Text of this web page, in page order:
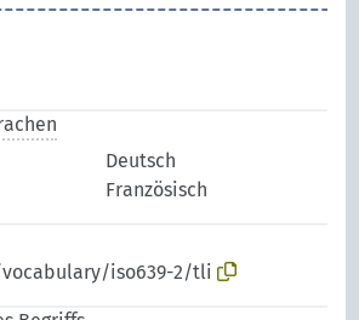
Deutsch
Französisch
iso639-2/tli